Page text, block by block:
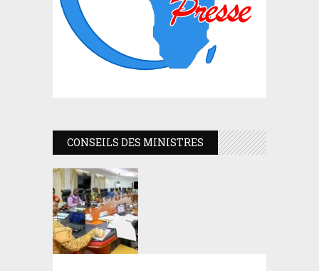
CONSEILS DES MINISTRES